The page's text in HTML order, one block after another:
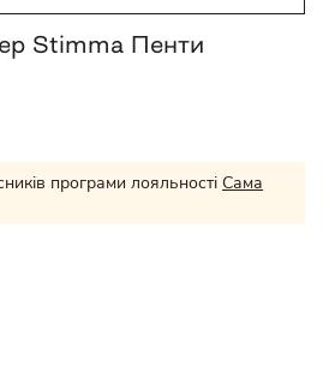
Stimma Пенти
програми лояльності Сама